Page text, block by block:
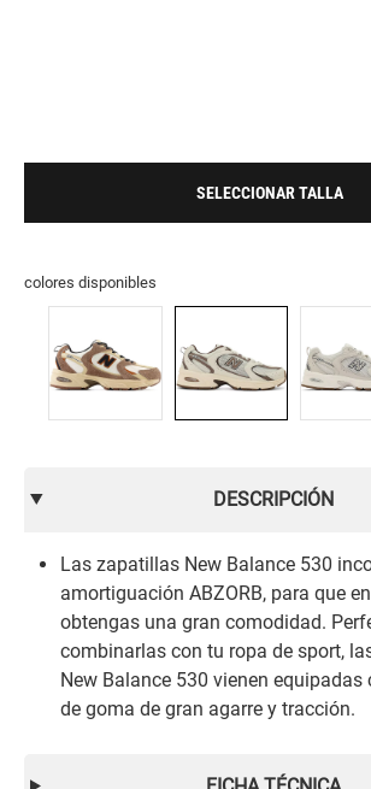
SELECCIONAR TALLA
colores disponibles
DESCRIPCIÓN
Las zapatillas New Balance 530
amortiguación ABZORB, para que
obtengas una gran comodidad.
combinarlas con tu ropa de sport,
New Balance 530 vienen equipadas
de goma de gran agarre y tracción.